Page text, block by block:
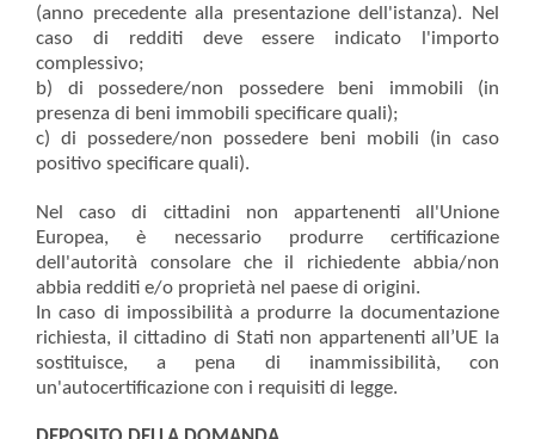
(anno precedente alla presentazione dell'istanza). Nel
caso di redditi deve essere indicato l'importo
complessivo;
b) di possedere/non possedere beni immobili (in
presenza di beni immobili specificare quali);
c) di possedere/non possedere beni mobili (in caso
positivo specificare quali).
Nel caso di cittadini non appartenenti all'Unione
Europea, è necessario produrre certificazione
dell'autorità consolare che il richiedente abbia/non
abbia redditi e/o proprietà nel paese di origini.
In caso di impossibilità a produrre la documentazione
richiesta, il cittadino di Stati non appartenenti all’UE la
sostituisce, a pena di inammissibilità, con
un'autocertificazione con i requisiti di legge.